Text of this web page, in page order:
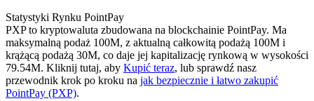
Statystyki Rynku PointPay
PXP to kryptowaluta zbudowana na blockchainie PointPay. Ma
maksymalną podaż 100M, z aktualną całkowitą podażą 100M i
krążącą podażą 30M, co daje jej kapitalizację rynkową w wysokości
79.54M. Kliknij tutaj, aby Kupić teraz, lub sprawdź nasz
przewodnik krok po kroku na jak bezpiecznie i łatwo zakupić
PointPay (PXP).